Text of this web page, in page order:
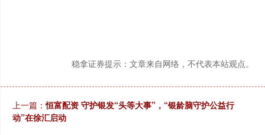
稳拿证券提示：文章来自网络，不代表本站观点。
上一篇：恒富配资 守护银发“头等大事”，“银龄脑守护公益行
动”在徐汇启动